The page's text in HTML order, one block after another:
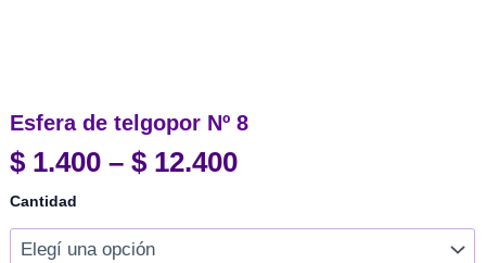
Esfera de telgopor Nº 8
$ 1.400 – $ 12.400Rango
precios:
Cantidad